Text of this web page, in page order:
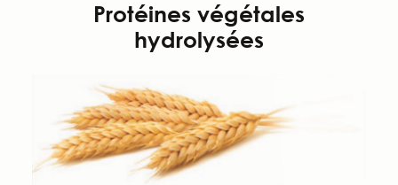
Protéines végétales
hydrolysées